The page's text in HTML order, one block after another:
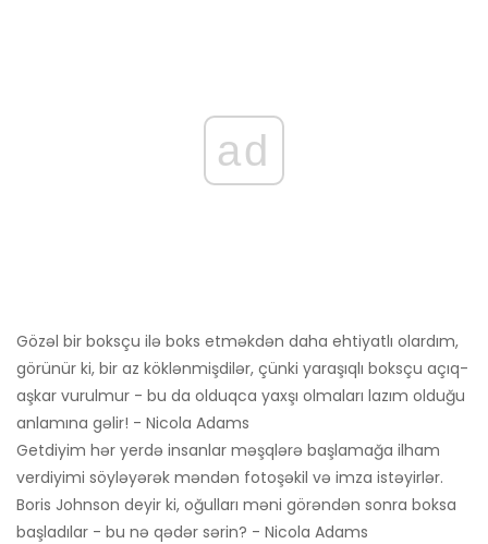
ad
Gözəl bir boksçu ilə boks etməkdən daha ehtiyatlı olardım,
görünür ki, bir az köklənmişdilər, çünki yaraşıqlı boksçu açıq-
aşkar vurulmur - bu da olduqca yaxşı olmaları lazım olduğu
anlamına gəlir! - Nicola Adams
Getdiyim hər yerdə insanlar məşqlərə başlamağa ilham
verdiyimi söyləyərək məndən fotoşəkil və imza istəyirlər.
Boris Johnson deyir ki, oğulları məni görəndən sonra boksa
başladılar - bu nə qədər sərin? - Nicola Adams